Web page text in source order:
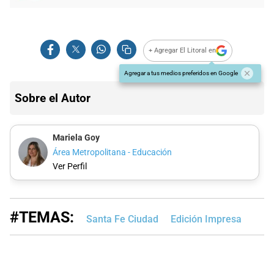
+ Agregar El Litoral en
Agregar a tus medios preferidos en Google
Sobre el Autor
Mariela Goy
Área Metropolitana - Educación
Ver Perfil
#TEMAS: Santa Fe Ciudad Edición Impresa